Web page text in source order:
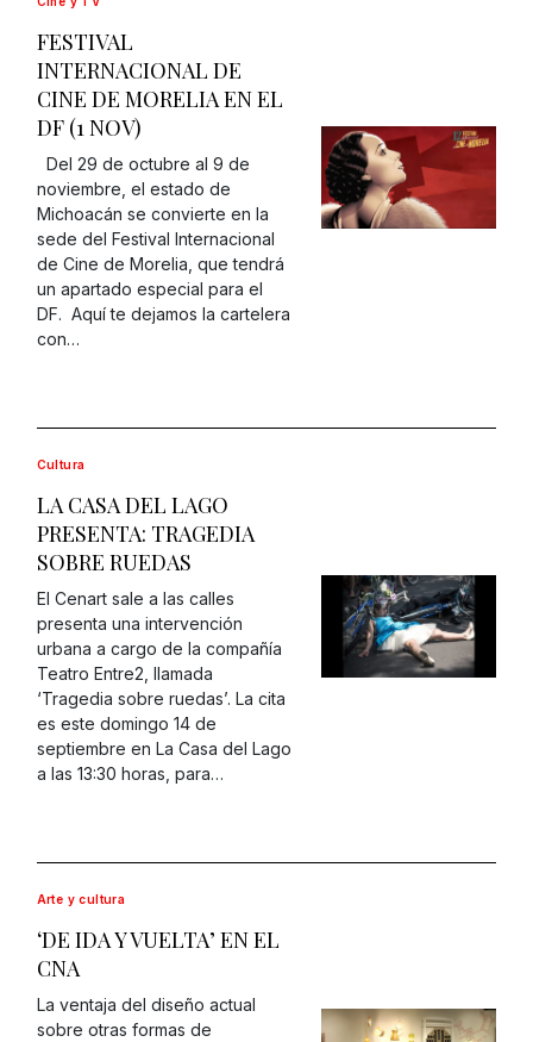
FESTIVAL
INTERNACIONAL DE
CINE DE MORELIA EN EL
DF (1 NOV)
Del 29 de octubre al 9 de
noviembre, el estado de
Michoacán se convierte en la
sede del Festival Internacional
de Cine de Morelia, que tendrá
un apartado especial para el
DF. Aquí te dejamos la cartelera
con…
Cultura
LA CASA DEL LAGO
PRESENTA: TRAGEDIA
SOBRE RUEDAS
El Cenart sale a las calles
presenta una intervención
urbana a cargo de la compañía
Teatro Entre2, llamada
‘Tragedia sobre ruedas’. La cita
es este domingo 14 de
septiembre en La Casa del Lago
a las 13:30 horas, para…
Arte y cultura
‘DE IDA Y VUELTA’ EN EL
CNA
La ventaja del diseño actual
sobre otras formas de